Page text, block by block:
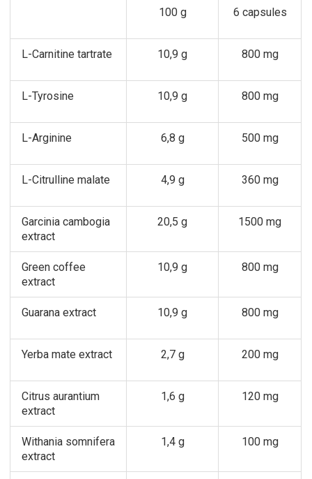
100 g 6 capsules
L-Carnitine tartrate 10,9 g 800 mg
L-Tyrosine 10,9 g 800 mg
L-Arginine 6,8 g 500 mg
L-Citrulline malate 4,9 g 360 mg
Garcinia cambogia
extract
20,5 g 1500 mg
Green coffee
extract
10,9 g 800 mg
Guarana extract 10,9 g 800 mg
Yerba mate extract 2,7 g 200 mg
Citrus aurantium
extract
1,6 g 120 mg
Withania somnifera
extract
1,4 g 100 mg